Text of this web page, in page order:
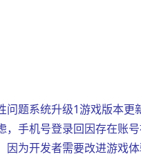
问题系统升级1游戏版本
，手机号登录回因存在账
为开发者需要改进游戏体